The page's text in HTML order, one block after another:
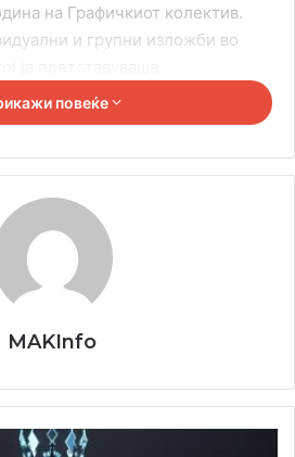
на Графичкиот колектив.
и групни изложби во
на многубројни изложби.
колектив и на Независната
група (1955). Објавил две
1955), инспирирани од
со сликарството и
започнува со изработка на
кои се реализираат и
палата Србија;
повеќе
MAKInfo